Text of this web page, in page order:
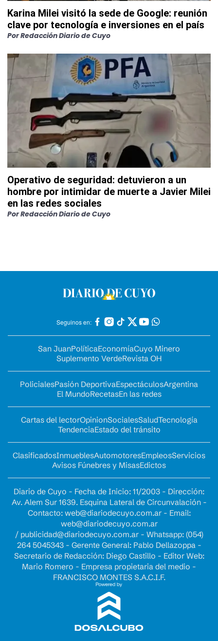
Karina Milei visitó la sede de Google: reunión
clave por tecnología e inversiones en el país
PorRedacción Diario de Cuyo
Operativo de seguridad: detuvieron a un
hombre por intimidar de muerte a Javier Milei
en las redes sociales
PorRedacción Diario de Cuyo
Seguinos en:
San JuanPolíticaEconomíaCuyo Minero
Suplemento VerdeRevista OH
PolicialesPasión DeportivaEspectáculosArgentina
El MundoRecetasEn las redes
Cartas del lectorOpinionSocialesSaludTecnología
TendenciaEstado del tránsito
ClasificadosInmueblesAutomotoresEmpleosServicios
Avisos Fúnebres y MisasEdictos
Diario de Cuyo - Fecha de Inicio: 11/2003 - Dirección:
Av. Alem Sur 1639. Esquina Lateral de Circunvalación -
Contacto: web@diariodecuyo.com.ar- Email:
web@diariodecuyo.com.ar
/ publicidad@diariodecuyo.com.ar- Whatsapp: (054)
264 5045343 - Gerente General: Pablo Dellazoppa -
Secretario de Redacción: Diego Castillo - Editor Web:
Mario Romero - Empresa propietaria del medio -
FRANCISCO MONTES S.A.C.I.F.